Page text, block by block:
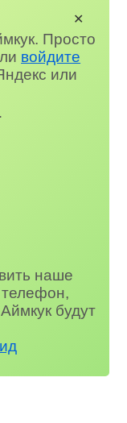
Просто
войдите
или
наше
будут
✕